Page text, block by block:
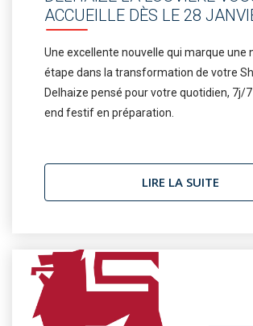
ACCUEILLE DÈS LE 28
Une excellente nouvelle qui marque une
étape dans la transformation de votre
Delhaize pensé pour votre quotidien, 7j/
end festif en préparation.
LIRE LA SUITE